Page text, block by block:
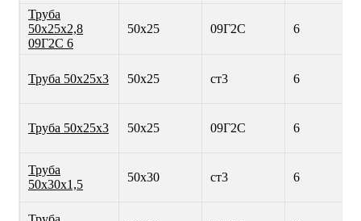
Труба
50х25х2,8
09Г2С 6
50х25 09Г2С 6
Труба 50х25х3 50х25 ст3 6
Труба 50х25х3 50х25 09Г2С 6
Труба
50х30х1,5
50х30 ст3 6